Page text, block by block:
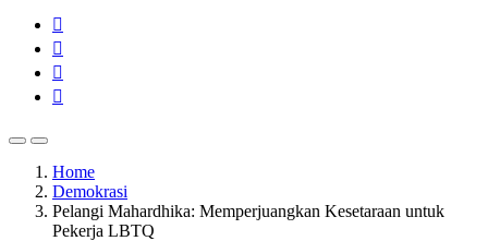
Home
Demokrasi
Pelangi Mahardhika: Memperjuangkan Kesetaraan untuk
Pekerja LBTQ